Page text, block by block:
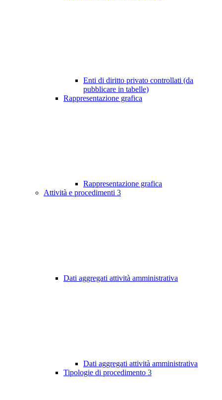
Enti di diritto privato controllati (da
pubblicare in tabelle)
Rappresentazione grafica
Rappresentazione grafica
Attività e procedimenti 3
Dati aggregati attività amministrativa
Dati aggregati attività amministrativa
Tipologie di procedimento 3